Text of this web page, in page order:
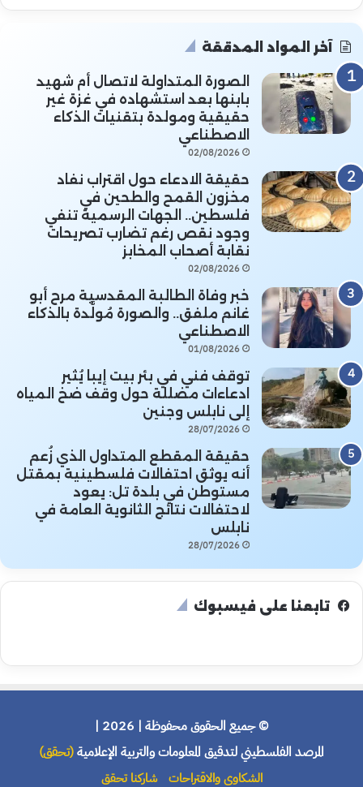
آخر المواد المدققة
الصورة المتداولة لاتصال أم شهيد
بابنها بعد استشهاده في غزة غير
حقيقية ومولدة بتقنيات الذكاء
الاصطناعي
02/08/2026
حقيقة الادعاء حول اقتراب نفاد
مخزون القمح والطحين في
فلسطين.. الجهات الرسمية تنفي
وجود نقص رغم تضارب تصريحات
نقابة أصحاب المخابز
02/08/2026
خبر وفاة الطالبة المقدسية مرح أبو
غانم ملفق.. والصورة مُولَّدة بالذكاء
الاصطناعي
01/08/2026
توقف فني في بئر بيت إيبا يُثير
ادعاءات مضللة حول وقف ضخ المياه
إلى نابلس وجنين
28/07/2026
حقيقة المقطع المتداول الذي زُعم
أنه يوثق احتفالات فلسطينية بمقتل
مستوطن في بلدة تل: يعود
لاحتفالات نتائج الثانوية العامة في
نابلس
28/07/2026
تابعنا على فيسبوك
© جميع الحقوق محفوظة | 2026 |
المرصد الفلسطيني لتدقيق المعلومات والتربية الإعلامية(تحقق)
الشكاوى والاقتراحات شاركنا تحقق